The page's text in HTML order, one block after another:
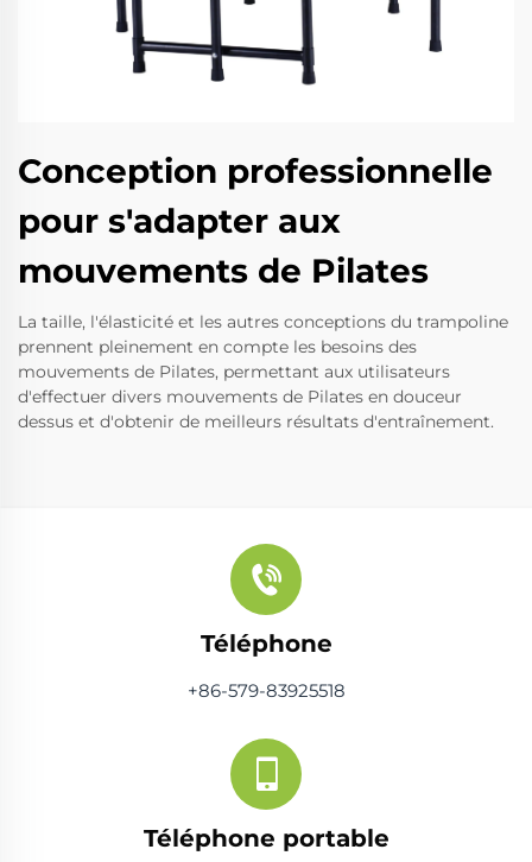
Conception professionnelle
pour s'adapter aux
mouvements de Pilates
La taille, l'élasticité et les autres conceptions du trampoline
prennent pleinement en compte les besoins des
mouvements de Pilates, permettant aux utilisateurs
d'effectuer divers mouvements de Pilates en douceur
dessus et d'obtenir de meilleurs résultats d'entraînement.
Téléphone
+86-579-83925518
Téléphone portable